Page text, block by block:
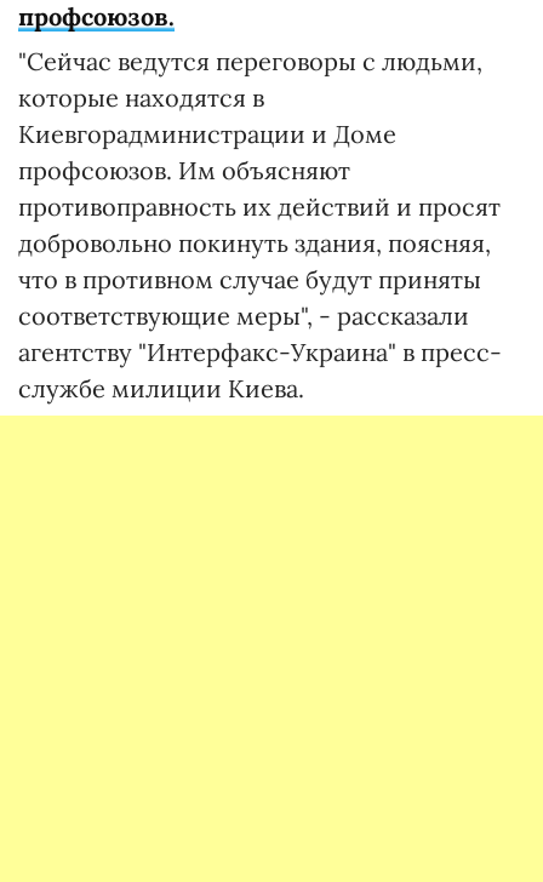
профсоюзов.
"Сейчас ведутся переговоры с людьми,
которые находятся в
Киевгорадминистрации и Доме
профсоюзов. Им объясняют
противоправность их действий и просят
добровольно покинуть здания, поясняя,
что в противном случае будут приняты
соответствующие меры", - рассказали
агентству "Интерфакс-Украина" в пресс-
службе милиции Киева.